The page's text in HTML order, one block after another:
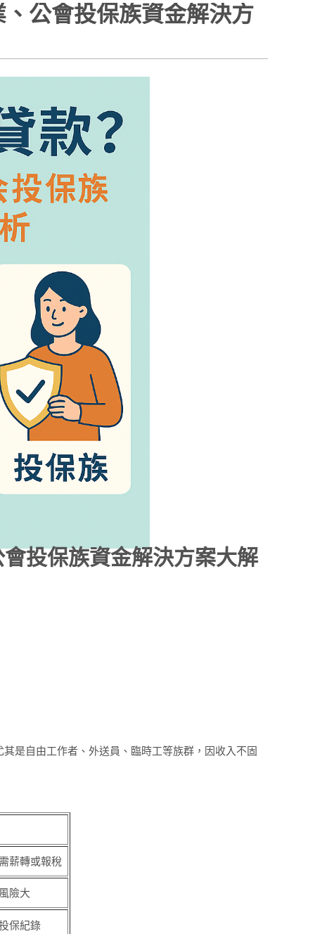
公會投保族資金解決方
投保族資金解決方案大解
是自由工作者、外送員、臨時工等族群，因收入不固
薪轉或報稅
險大
保紀錄